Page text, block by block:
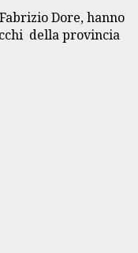
Dore, hanno
della provincia